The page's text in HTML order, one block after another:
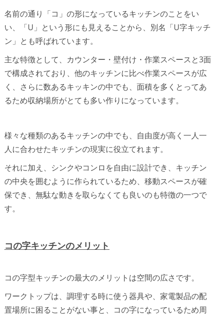
名前の通り「コ」の形になっているキッチンのことをい
い、「U」という形にも見えることから、別名「U字キッチ
ン」とも呼ばれています。
主な特徴として、カウンター・壁付け・作業スペースと3面
で構成されており、他のキッチンに比べ作業スペースが広
く、さらに数あるキッキンの中でも、面積を多くとってあ
るため収納場所がとても多い作りになっています。
様々な種類のあるキッチンの中でも、自由度が高く一人一
人に合わせたキッチンの現実に役立てれます。
それに加え、シンクやコンロを自由に設計でき、キッチン
の中央を囲むように作られているため、移動スペースが確
保でき、無駄な動きを取らなくても良いのも特徴の一つで
す。
コの字キッチンのメリット
コの字型キッチンの最大のメリットは空間の広さです。
ワークトップは、調理する時に使う器具や、家電製品の配
置場所に困ることがない事と、コの字になっているため周